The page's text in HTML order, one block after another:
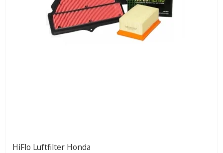
HiFlo Luftfilter Honda